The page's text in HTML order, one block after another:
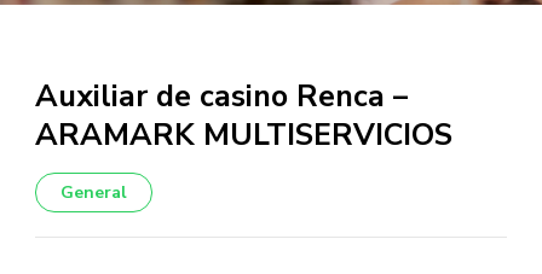
Auxiliar de casino Renca –
ARAMARK MULTISERVICIOS
General